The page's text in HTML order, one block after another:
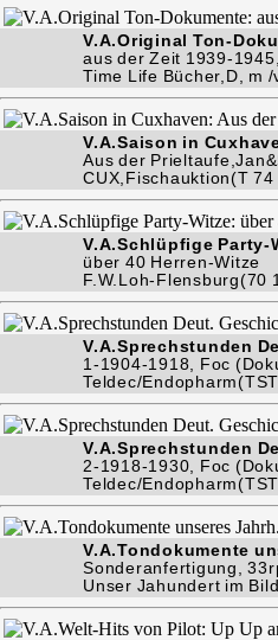
V.A.Original Ton-
aus der Zeit 1939-
Time Life Bücher,D, m /
V.A.Saison in
Aus der
CUX,Fischauktion(T 74
V.A.Schlüpfige Party-
über 40 Herren-Witze
F.W.Loh-Flensburg(70
V.A.Sprechstunden
1-1904-1918, Foc
Teldec/
V.A.Sprechstunden
2-1918-1930, Foc
Teldec/
V.A.Tondokumente
Sonderanfertigung,
Unser Jahundert im